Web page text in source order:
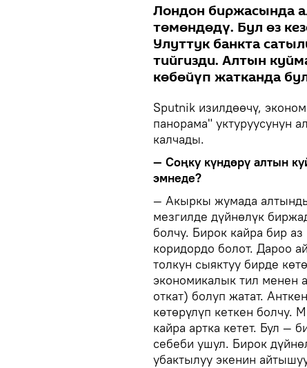
Лондон биржасында
төмөндөдү. Бул өз
Улуттук банкта
тийгизди. Алтын
көбөйүп жатканда
Sputnik изилдөөчү,
панорама" уктуруусунун
калчады.
— Соңку күндөрү алтын
эмнеде?
— Акыркы жумада
мезгилде дүйнөлүк
болчу. Бирок кайра бир
коридордо болот. Дароо
толкун сыяктуу бирде
экономикалык тил менен
откат) болуп жатат.
көтөрүлүп кеткен болчу.
кайра артка кетет. Бул
себеби ушул. Бирок
убактылуу экенин